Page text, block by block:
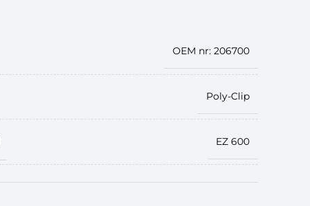
OEM nr: 206700
Poly-Clip
EZ 600